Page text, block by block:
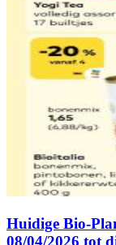
Huidige Bio-
08/04/2026 tot